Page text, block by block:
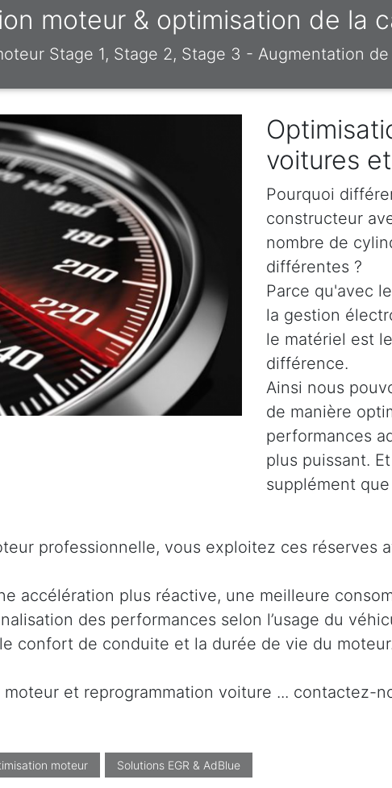
moteur & optimisation de la
Stage 1, Stage 2, Stage 3 - Augmentation
voitures
Pourquoi
constructeur
nombre de
différentes ?
Parce qu'avec
la gestion
le matériel est
différence.
Ainsi nous
de manière
performances
plus puissant.
supplément
professionnelle, vous exploitez ces réserves
accélération plus réactive, une meilleure
des performances selon l’usage du
confort de conduite et la durée de vie du
et reprogrammation voiture ... contactez-
moteur Solutions EGR & AdBlue